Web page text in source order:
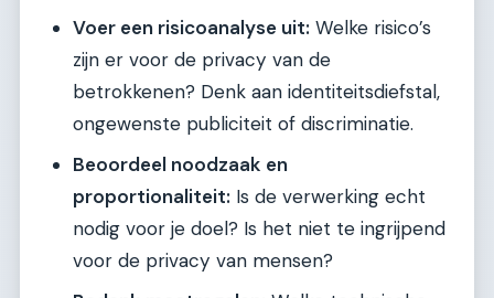
Voer een risicoanalyse uit: Welke risico’s
zijn er voor de privacy van de
betrokkenen? Denk aan identiteitsdiefstal,
ongewenste publiciteit of discriminatie.
Beoordeel noodzaak en
proportionaliteit: Is de verwerking echt
nodig voor je doel? Is het niet te ingrijpend
voor de privacy van mensen?